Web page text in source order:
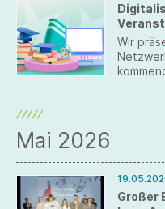
Wir
Mai 2026
Großer